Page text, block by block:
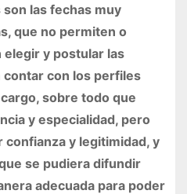
las fechas muy
que no permiten o
elegir y postular las
con los perfiles
sobre todo que
y especialidad, pero
y legitimidad, y
se pudiera difundir
adecuada para poder